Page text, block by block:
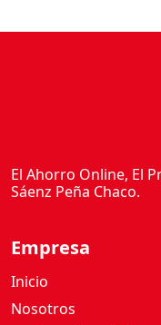
El Ahorro Online, El
Sáenz Peña Chaco.
Empresa
Inicio
Nosotros